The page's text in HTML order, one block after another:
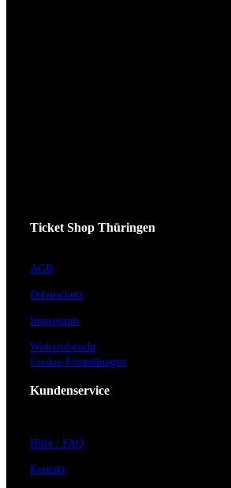
Ticket Shop Thüringen
AGB
Datenschutz
Impressum
Widerrufsrecht
Cookie-Einstellungen
Kundenservice
Hilfe / FAQ
Kontakt